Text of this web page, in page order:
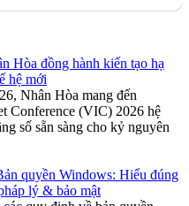
Hòa đồng hành kiến tạo hạ
hệ mới
Nhân Hòa mang đến
Conference (VIC) 2026 hệ
số sẵn sàng cho kỷ nguyên
quyền Windows: Hiểu đúng
lý & bảo mật